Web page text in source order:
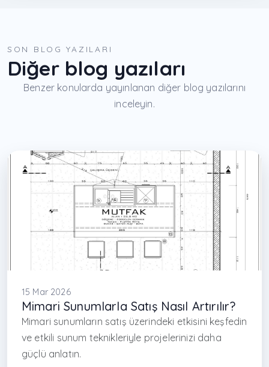
SON BLOG YAZILARI
Diğer blog yazıları
Benzer konularda yayınlanan diğer blog yazılarını
inceleyin.
15 Mar 2026
Mimari Sunumlarla Satış Nasıl Artırılır?
Mimari sunumların satış üzerindeki etkisini keşfedin
ve etkili sunum teknikleriyle projelerinizi daha
güçlü anlatın.